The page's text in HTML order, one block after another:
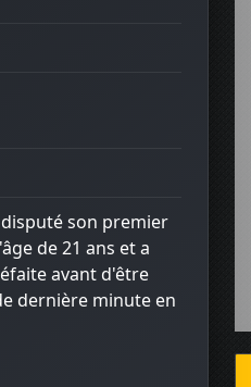
son premier
de 21 ans et a
avant d'être
dernière minute en